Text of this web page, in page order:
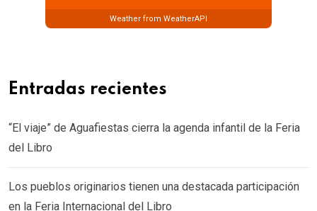
Weather from WeatherAPI
Entradas recientes
“El viaje” de Aguafiestas cierra la agenda infantil de la Feria
del Libro
Los pueblos originarios tienen una destacada participación
en la Feria Internacional del Libro